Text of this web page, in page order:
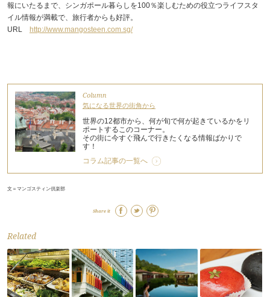
報にいたるまで、シンガポール暮らしを100％楽しむための役立つライフスタ
イル情報が満載で、旅行者からも好評。
URL
http://www.mangosteen.com.sg/
Column
気になる世界の街角から
世界の12都市から、何が旬で何が起きているかをリ
ポートするこのコーナー。
その街に今すぐ飛んで行きたくなる情報ばかりで
す！
コラム記事の一覧へ
文＝マンゴスティン倶楽部
Share it
Related